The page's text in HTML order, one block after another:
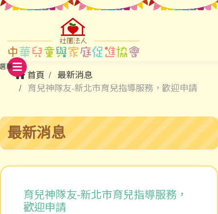
首頁
最新消息
育兒神隊友-新北市育兒指導服務，歡迎申請
最新消息
育兒神隊友-新北市育兒指導服務，
歡迎申請